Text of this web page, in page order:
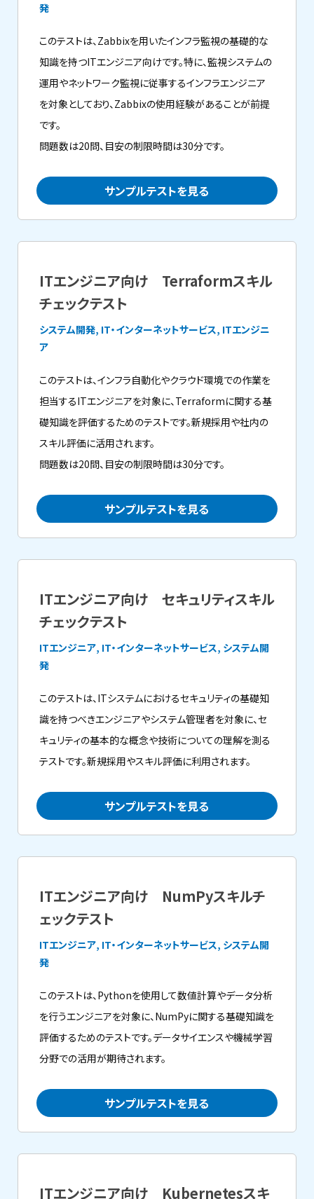
発
このテストは、Zabbixを用いたインフラ監視の基礎的な
知識を持つITエンジニア向けです。特に、監視システムの
運用やネットワーク監視に従事するインフラエンジニア
を対象としており、Zabbixの使用経験があることが前提
です。
問題数は20問、目安の制限時間は30分です。
サンプルテストを見る
ITエンジニア向け Terraformスキル
チェックテスト
システム開発, IT・インターネットサービス, ITエンジニ
ア
このテストは、インフラ自動化やクラウド環境での作業を
担当するITエンジニアを対象に、Terraformに関する基
礎知識を評価するためのテストです。新規採用や社内の
スキル評価に活用されます。
問題数は20問、目安の制限時間は30分です。
サンプルテストを見る
ITエンジニア向け セキュリティスキル
チェックテスト
ITエンジニア, IT・インターネットサービス, システム開
発
このテストは、ITシステムにおけるセキュリティの基礎知
識を持つべきエンジニアやシステム管理者を対象に、セ
キュリティの基本的な概念や技術についての理解を測る
テストです。新規採用やスキル評価に利用されます。
サンプルテストを見る
ITエンジニア向け NumPyスキルチ
ェックテスト
ITエンジニア, IT・インターネットサービス, システム開
発
このテストは、Pythonを使用して数値計算やデータ分析
を行うエンジニアを対象に、NumPyに関する基礎知識を
評価するためのテストです。データサイエンスや機械学習
分野での活用が期待されます。
サンプルテストを見る
ITエンジニア向け Kubernetesスキ